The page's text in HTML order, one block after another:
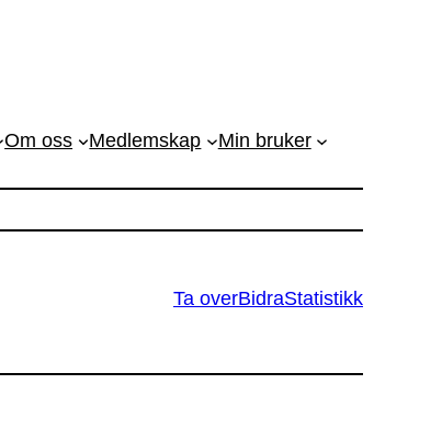
Om oss Medlemskap Min bruker
Ta overBidraStatistikk